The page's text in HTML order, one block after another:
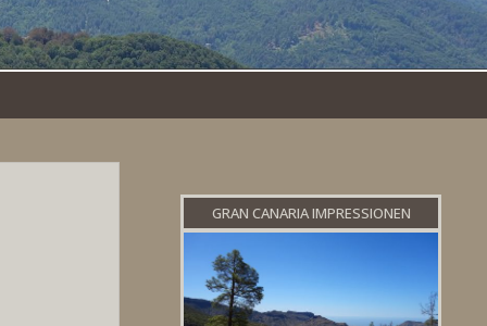
GRAN CANARIA IMPRESSIONEN